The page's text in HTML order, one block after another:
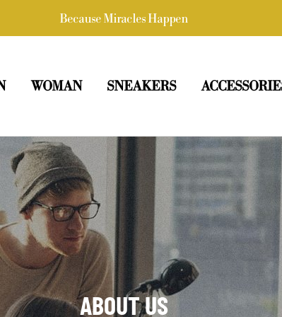
Because Miracles Happen
WOMAN SNEAKERS
ABOUT US